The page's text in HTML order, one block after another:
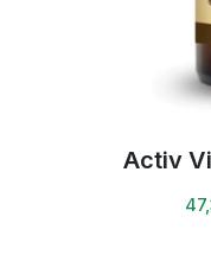
Activ